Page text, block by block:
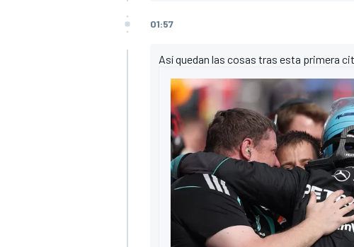
01:57
Así quedan las cosas tras esta primera